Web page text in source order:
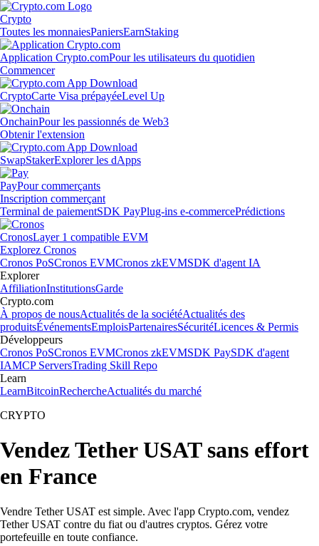
Crypto
Toutes les monnaiesPaniersEarnStaking
Application Crypto.comPour les utilisateurs du quotidien
Commencer
CryptoCarte Visa prépayéeLevel Up
OnchainPour les passionnés de Web3
Obtenir l'extension
SwapStakerExplorer les dApps
PayPour commerçants
Inscription commerçant
Terminal de paiementSDK PayPlug-ins e-commercePrédictions
CronosLayer 1 compatible EVM
Explorez Cronos
Cronos PoSCronos EVMCronos zkEVMSDK d'agent IA
Explorer
AffiliationInstitutionsGarde
Crypto.com
À propos de nousActualités de la sociétéActualités des
produitsÉvénementsEmploisPartenairesSécuritéLicences & Permis
Développeurs
Cronos PoSCronos EVMCronos zkEVMSDK PaySDK d'agent
IAMCP ServersTrading Skill Repo
Learn
LearnBitcoinRechercheActualités du marché
CRYPTO
Vendez Tether USAT sans effort
en France
Vendre Tether USAT est simple. Avec l'app Crypto.com, vendez
Tether USAT contre du fiat ou d'autres cryptos. Gérez votre
portefeuille en toute confiance.